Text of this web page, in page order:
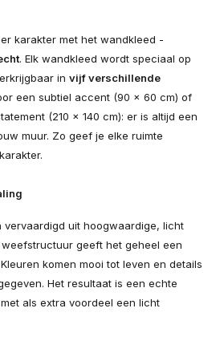
karakter met het wandkleed -
. Elk wandkleed wordt speciaal op
in vijf verschillende
een subtiel accent (90 × 60 cm) of
(210 × 140 cm): er is altijd een
muur. Zo geef je elke ruimte
vervaardigd uit hoogwaardige, licht
geeft het geheel een
komen mooi tot leven en details
Het resultaat is een echte
als extra voordeel een licht